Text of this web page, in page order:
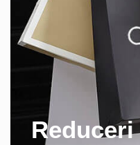
Reduceri